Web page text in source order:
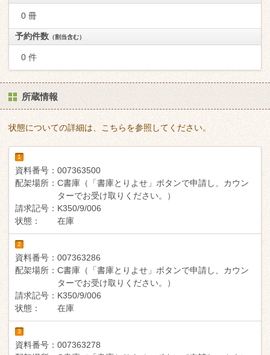
0 冊
予約件数 （割当含む）
0 件
所蔵情報
状態についての詳細は、こちらを参照してください。
1
資料番号： 007363500
配架場所： C書庫（「書庫とりよせ」ボタンで申請し、カウン
ターでお受け取りください。）
請求記号： K350/9/006
状態：
在庫
2
資料番号： 007363286
配架場所： C書庫（「書庫とりよせ」ボタンで申請し、カウン
ターでお受け取りください。）
請求記号： K350/9/006
状態：
在庫
3
資料番号： 007363278